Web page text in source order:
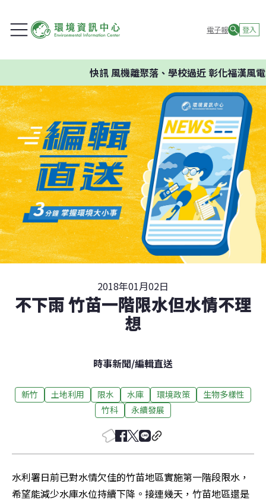
電子報 登入
快訊風機離聚落、學校過近 彰化福漢風電
2018年01月02日
不下雨 竹苗一階限水但水情不理
想
時事新聞/編輯直送
新竹 土地利用 限水 水庫 環境政策
生物多樣性
竹科
永續發展
水利署日前已對水情欠佳的竹苗地區實施第一階段限水，
希望能減少水庫水位持續下降。接連幾天，竹苗地區還是